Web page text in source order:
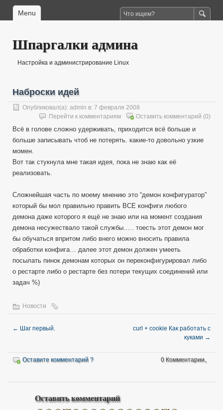
Menu
Шпаргалки админа
Настройка и администрирование Linux
Наброски идей
Опубликовал(а): admin в: 7 февраля 2008
Оставить комментарий (0)
Перейти к комментариям
Всё в голове сложно удерживать, приходится всё больше и
больше записывать чтоб не потерять. какие-то довольно узкие
момен.
Вот так стукнула мне такая идея, пока не знаю как её
реализовать.
Сложнейшая часть по моему мнению это “демон конфигуратор”
который бы мол правильно править ВСЕ конфиги любого
демона даже которого я ещё не знаю или на момент создания
демона несужествало такой службы….. тоесть этот демон мог
бы обучаться впритом либо внего можно вносить правила
обработки конфига… далее этот демон должен умееть
посылать пинок демонам которых он переконфигурировал либо
о рестарте либо о рестарте без потери текущих соединений или
задач %)
Новости
← Шаг первый.
curl + cookie Как работать с
куками →
Оставите комментарий ? 0 Комментарии。
Оставить комментарий